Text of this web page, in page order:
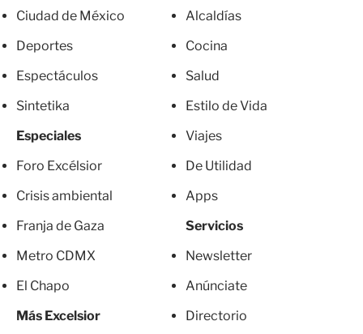
Ciudad de México
Deportes
Espectáculos
Sintetika
Especiales
Foro Excélsior
Crisis ambiental
Franja de Gaza
Metro CDMX
El Chapo
Más Excelsior
Alcaldías
Cocina
Salud
Estilo de Vida
Viajes
De Utilidad
Apps
Servicios
Newsletter
Anúnciate
Directorio